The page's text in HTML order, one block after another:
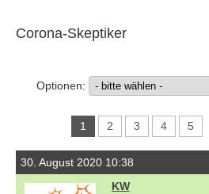
Corona-Skeptiker
Optionen:
1 2 3 4 5
30. August 2020 10:38
KW